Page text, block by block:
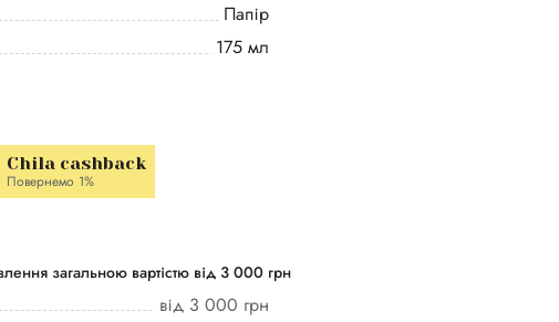
Папір
175 мл
Chila cashback
Повернемо 1%
загальною вартістю від 3 000 грн
від 3 000 грн